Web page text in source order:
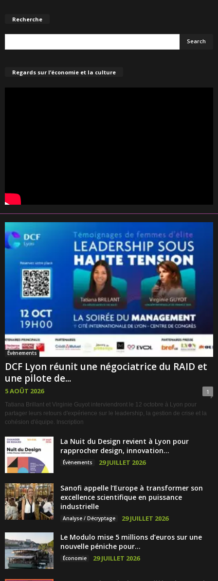
Recherche
Regards sur l’économie et la culture
Évènements
DCF Lyon réunit une négociatrice du RAID et
une pilote de...
5 AOÛT 2026 1
Tatiana Brillant et Virginie Guyot interviendront le 12 octobre à Lyon pour
partager leurs retours d'expérience sur le leadership, la gestion de crise et la
cohésion d'équipe. Inscription
La Nuit du Design revient à Lyon pour
rapprocher design, innovation...
Évènements 29 JUILLET 2026
Sanofi appelle l’Europe à transformer son
excellence scientifique en puissance
industrielle
Analyse / Décryptage 29 JUILLET 2026
Le Modulo mise 5 millions d’euros sur une
nouvelle péniche pour...
Économie 29 JUILLET 2026